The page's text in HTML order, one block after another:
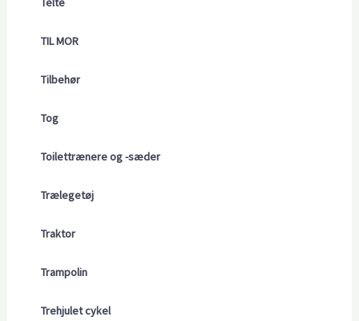
TIL MOR
Tilbehør
Tog
Toilettrænere og -sæder
Trælegetøj
Traktor
Trampolin
Trehjulet cykel